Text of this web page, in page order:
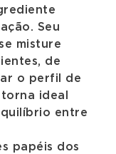
Seu
misture
de
o perfil de
ideal
entre
papéis dos